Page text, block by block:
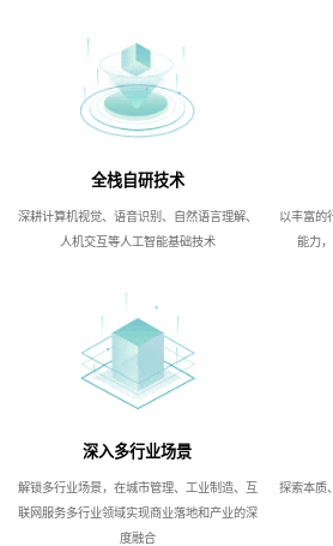
全栈自研技术
深耕计算机视觉、语音识别、自然语言理解、
人机交互等人工智能基础技术
以丰富的
能力
深入多行业场景
解锁多行业场景，在城市管理、工业制造、互
联网服务多行业领域实现商业落地和产业的深
度融合
探索本质